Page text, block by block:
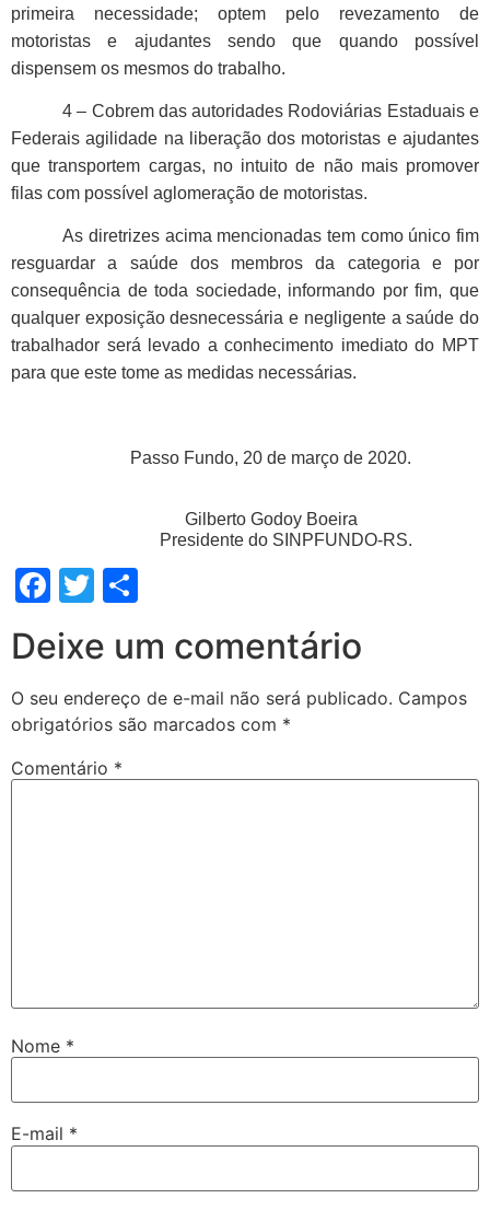
primeira necessidade; optem pelo revezamento de
motoristas e ajudantes sendo que quando possível
dispensem os mesmos do trabalho.
4 – Cobrem das autoridades Rodoviárias Estaduais e
Federais agilidade na liberação dos motoristas e ajudantes
que transportem cargas, no intuito de não mais promover
filas com possível aglomeração de motoristas.
As diretrizes acima mencionadas tem como único fim
resguardar a saúde dos membros da categoria e por
consequência de toda sociedade, informando por fim, que
qualquer exposição desnecessária e negligente a saúde do
trabalhador será levado a conhecimento imediato do MPT
para que este tome as medidas necessárias.
Passo Fundo, 20 de março de 2020.
Gilberto Godoy Boeira
Presidente do SINPFUNDO-RS.
Facebook
Twitter
Deixe um comentário
O seu endereço de e-mail não será publicado. Campos
obrigatórios são marcados com *
Comentário *
Nome *
E-mail *